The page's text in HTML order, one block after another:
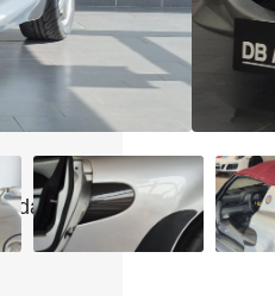
dans